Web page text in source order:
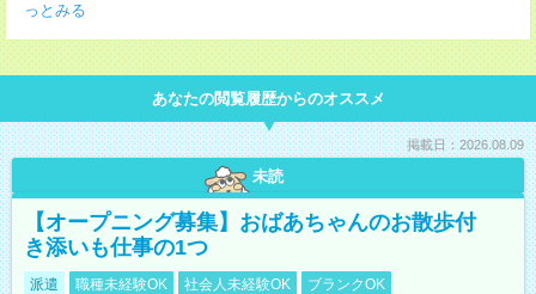
っとみる
あなたの閲覧履歴からのオススメ
掲載日：2026.08.09
未読
【オープニング募集】おばあちゃんのお散歩付
き添いも仕事の1つ
派遣 職種未経験OK 社会人未経験OK
ブランクOK